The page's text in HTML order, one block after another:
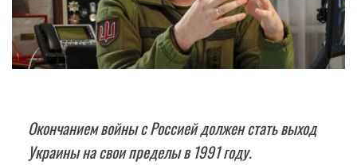
Окончанием войны с Россией должен стать выход
Украины на свои пределы в 1991 году.